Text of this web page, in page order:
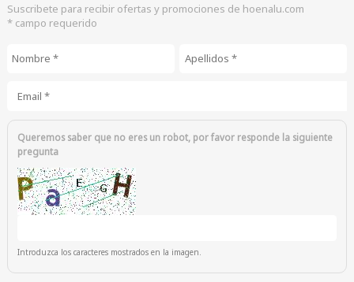
Suscribete para recibir ofertas y promociones de hoenalu.com
* campo requerido
Nombre
Apellidos
Queremos saber que no eres un robot, por favor responde la siguiente
pregunta
Introduzca los caracteres mostrados en la imagen.